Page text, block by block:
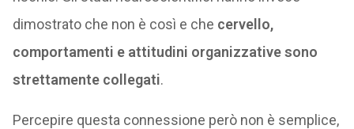
dimostrato che non è così e che cervello,
comportamenti e attitudini organizzative sono
strettamente collegati.
Percepire questa connessione però non è semplice,